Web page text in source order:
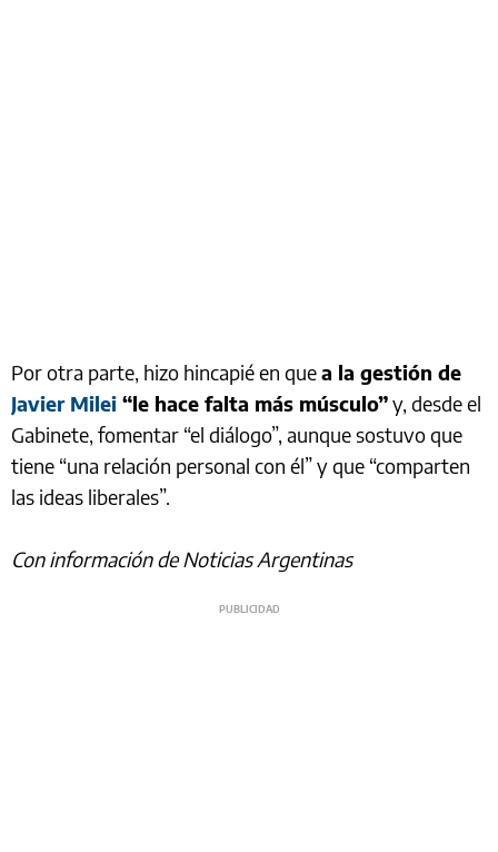
Por otra parte, hizo hincapié en quea la gestión de
Javier Milei “le hace falta más músculo”y, desde el
Gabinete, fomentar “el diálogo”, aunque sostuvo que
tiene “una relación personal con él” y que “comparten
las ideas liberales”.
Con información de Noticias Argentinas